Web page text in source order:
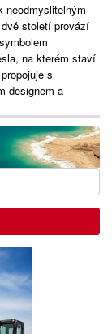
neodmyslitelným
století provází
na kterém staví
s
designem a